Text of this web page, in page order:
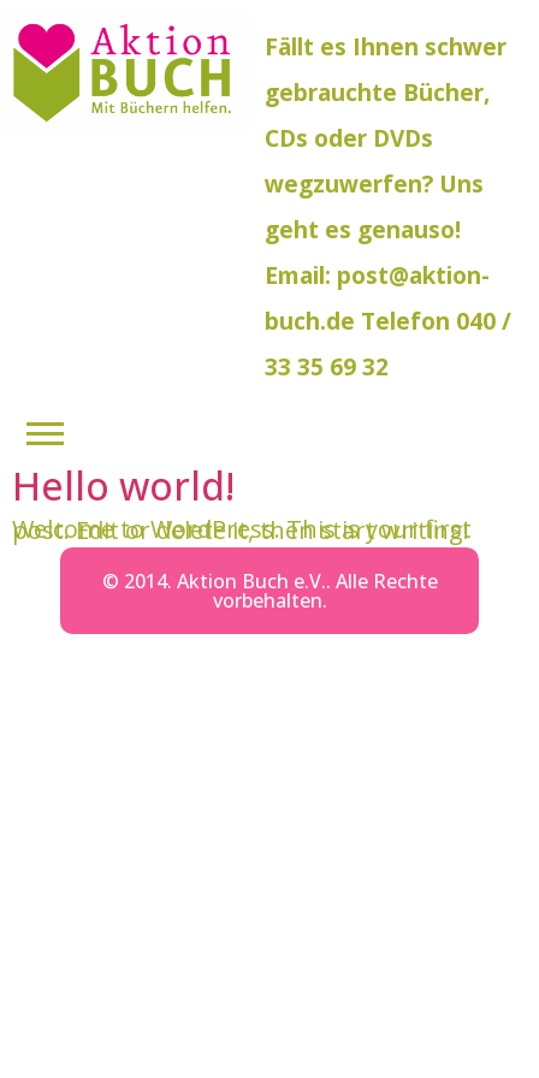
Fällt es Ihnen schwer
gebrauchte Bücher,
CDs oder DVDs
wegzuwerfen? Uns
geht es genauso!
Email: post@aktion-
buch.de Telefon 040 /
33 35 69 32
Hello world!
Welcome to WordPress. This is your first post. Edit or delete it, then start writing!
© 2014. Aktion Buch e.V.. Alle Rechte
vorbehalten.